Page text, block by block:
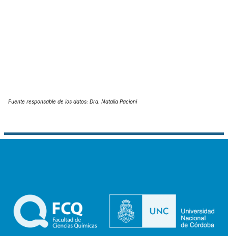
Fuente responsable de los datos: Dra. Natalia Pacioni